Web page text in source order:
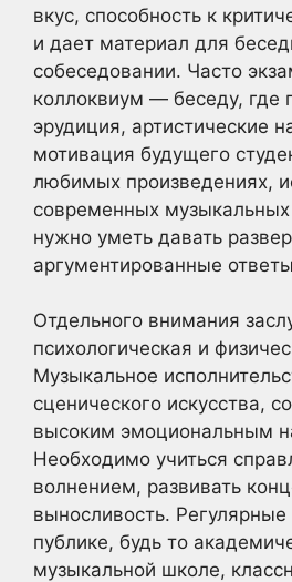
вкус, способность к
и дает материал для
собеседовании. Часто
коллоквиум — беседу, где
эрудиция, артистические
мотивация будущего
любимых произведениях,
современных
нужно уметь давать
аргументированные
Отдельного внимания
психологическая и
Музыкальное
сценического искусства,
высоким эмоциональным
Необходимо учиться
волнением, развивать
выносливость.
публике, будь то
музыкальной школе,